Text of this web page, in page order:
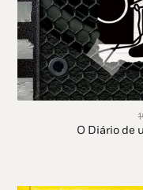
O Diário de